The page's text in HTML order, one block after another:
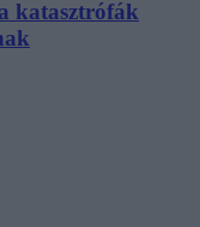
katasztrófák